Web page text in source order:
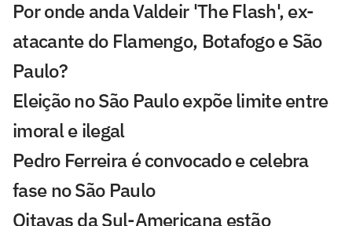
Por onde anda Valdeir 'The Flash', ex-
atacante do Flamengo, Botafogo e São
Paulo?
Eleição no São Paulo expõe limite entre
imoral e ilegal
Pedro Ferreira é convocado e celebra
fase no São Paulo
Oitavas da Sul-Americana estão